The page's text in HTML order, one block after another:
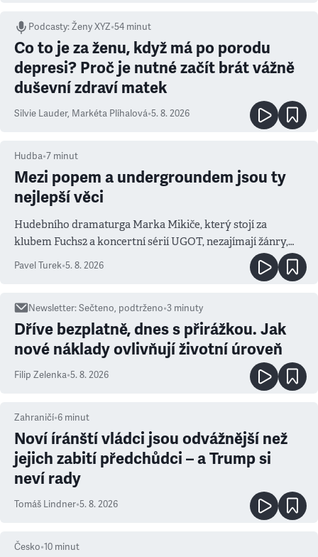
Podcasty:Ženy XYZ•54 minut
Co to je za ženu, když má po porodu
depresi? Proč je nutné začít brát vážně
duševní zdraví matek
Silvie Lauder, Markéta Plíhalová•5. 8. 2026
Hudba•7 minut
Mezi popem a undergroundem jsou ty
nejlepší věci
Hudebního dramaturga Marka Mikiče, který stojí za
klubem Fuchs2 a koncertní sérií UGOT, nezajímají žánry,
Pavel Turek•5. 8. 2026
Newsletter:Sečteno, podtrženo•3 minuty
Dříve bezplatně, dnes s přirážkou. Jak
nové náklady ovlivňují životní úroveň
Filip Zelenka•5. 8. 2026
Zahraničí•6 minut
Noví íránští vládci jsou odvážnější než
jejich zabití předchůdci – a Trump si
neví rady
Tomáš Lindner•5. 8. 2026
Česko•10 minut